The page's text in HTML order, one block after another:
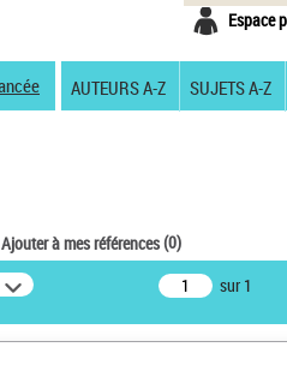
Espace
AUTEURS A-Z SUJETS A-Z
Ajouter à mes références(0)
sur 1